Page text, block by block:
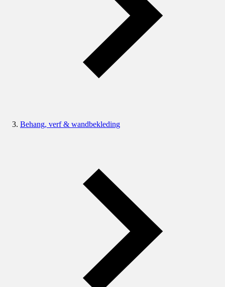
Behang, verf & wandbekleding